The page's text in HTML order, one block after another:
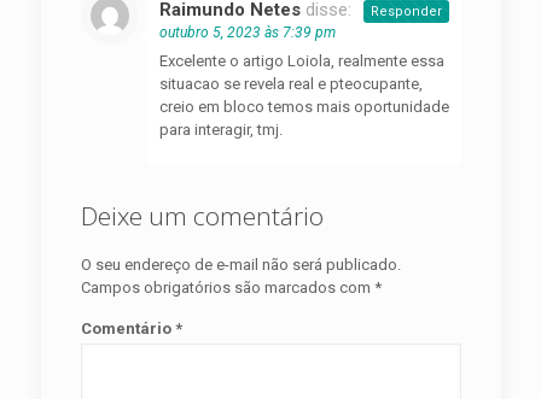
Raimundo Netes disse:
outubro 5, 2023 às 7:39 pm
Excelente o artigo Loiola, realmente essa
situacao se revela real e pteocupante,
creio em bloco temos mais oportunidade
para interagir, tmj.
Responder
Deixe um comentário
O seu endereço de e-mail não será publicado.
Campos obrigatórios são marcados com *
Comentário *